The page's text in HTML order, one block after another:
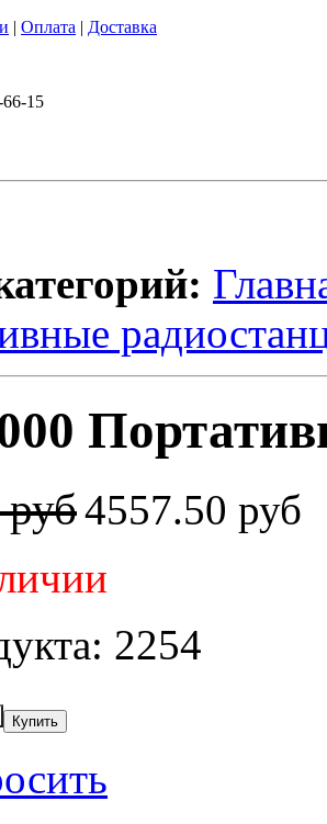
| Оплата | Доставка
15
4557.50 руб
2254